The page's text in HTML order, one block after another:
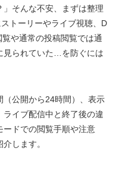
」そんな不安、まずは整理
トーリーやライブ視聴、D
や通常の投稿閲覧では通
見られていた…を防ぐには
公開から24時間）、表示
ライブ配信中と終了後の違
ードでの閲覧手順や注意
します。